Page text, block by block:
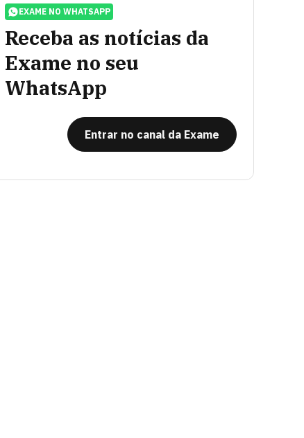
EXAME NO WHATSAPP
Receba as notícias da
Exame no seu
WhatsApp
Entrar no canal da Exame